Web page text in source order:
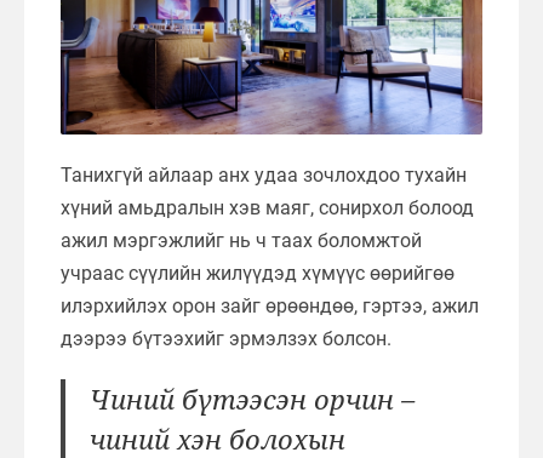
Танихгүй айлаар анх удаа зочлохдоо тухайн
хүний амьдралын хэв маяг, сонирхол болоод
ажил мэргэжлийг нь ч таах боломжтой
учраас сүүлийн жилүүдэд хүмүүс өөрийгөө
илэрхийлэх орон зайг өрөөндөө, гэртээ, ажил
дээрээ бүтээхийг эрмэлзэх болсон.
Чиний бүтээсэн орчин –
чиний хэн болохын